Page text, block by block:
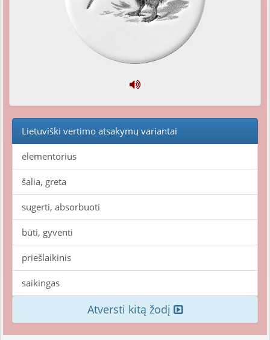
Lietuviški vertimo atsakymų variantai
elementorius
šalia, greta
sugerti, absorbuoti
būti, gyventi
priešlaikinis
saikingas
Atversti kitą žodį